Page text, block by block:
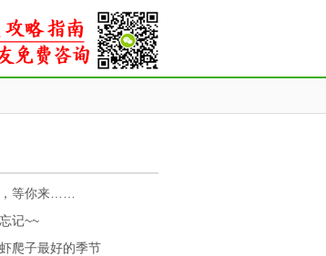
等你来……
记~~
爬子最好的季节